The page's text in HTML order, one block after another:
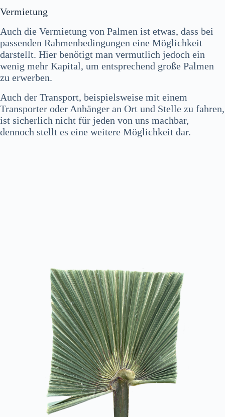
Vermietung
Auch die Vermietung von Palmen ist etwas, dass bei
passenden Rahmenbedingungen eine Möglichkeit
darstellt. Hier benötigt man vermutlich jedoch ein
wenig mehr Kapital, um entsprechend große Palmen
zu erwerben.
Auch der Transport, beispielsweise mit einem
Transporter oder Anhänger an Ort und Stelle zu fahren,
ist sicherlich nicht für jeden von uns machbar,
dennoch stellt es eine weitere Möglichkeit dar.